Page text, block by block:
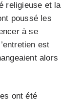
religieuse et la
poussé les
à se
est
alors
ont été